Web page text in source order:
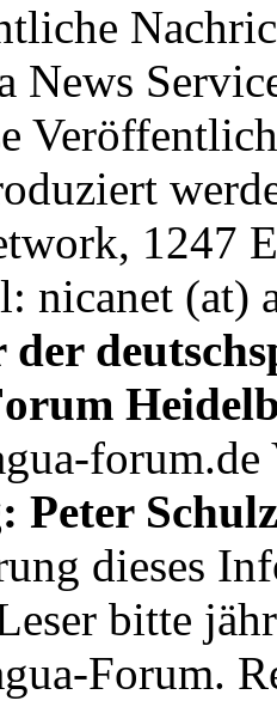
News
1247
nicanet (at)
der
Peter
dieses
bitte
Forum.